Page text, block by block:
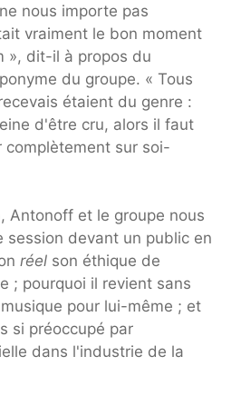
nous importe pas
vraiment le bon moment
», dit-il à propos du
du groupe. « Tous
étaient du genre :
d'être cru, alors il faut
complètement sur soi-
Antonoff et le groupe nous
session devant un public en
réel son éthique de
; pourquoi il revient sans
pour lui-même ; et
si préoccupé par
dans l'industrie de la